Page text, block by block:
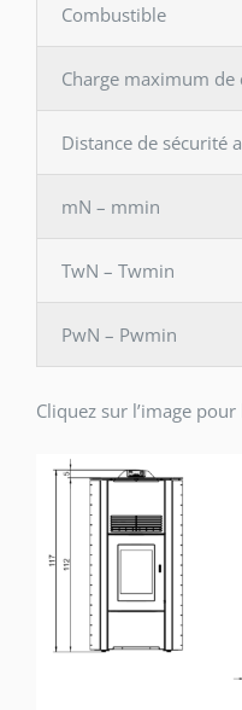
Combustible
Charge maximum
Distance de sécurité
mN – mmin
TwN – Twmin
PwN – Pwmin
Cliquez sur l’image